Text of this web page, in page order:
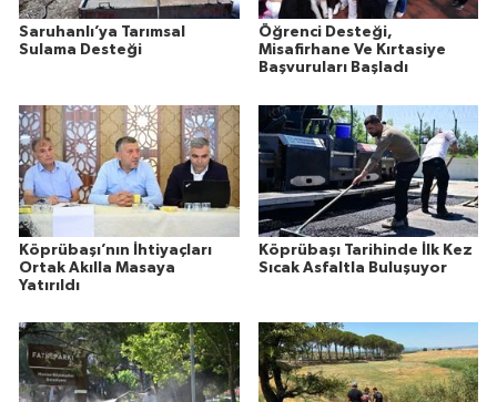
Saruhanlı’ya Tarımsal
Sulama Desteği
Öğrenci Desteği,
Misafirhane Ve Kırtasiye
Başvuruları Başladı
Köprübaşı’nın İhtiyaçları
Ortak Akılla Masaya
Yatırıldı
Köprübaşı Tarihinde İlk Kez
Sıcak Asfaltla Buluşuyor